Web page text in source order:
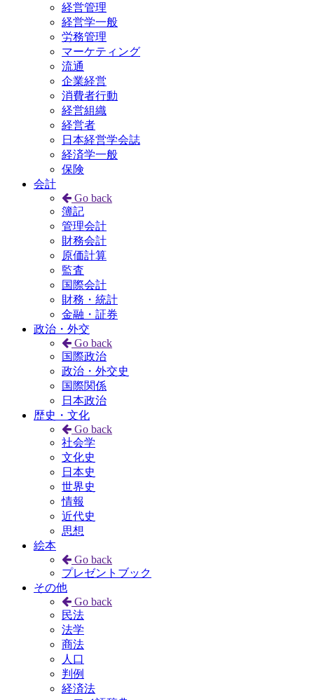
経営管理
経営学一般
労務管理
マーケティング
流通
企業経営
消費者行動
経営組織
経営者
日本経営学会誌
経済学一般
保険
会計
Go back
簿記
管理会計
財務会計
原価計算
監査
国際会計
財務・統計
金融・証券
政治・外交
Go back
国際政治
政治・外交史
国際関係
日本政治
歴史・文化
Go back
社会学
文化史
日本史
世界史
情報
近代史
思想
絵本
Go back
プレゼントブック
その他
Go back
民法
法学
商法
人口
判例
経済法